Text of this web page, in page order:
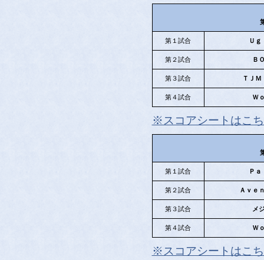
第１試合 Ｕｇ
第２試合 Ｂ
第３試合 ＴＪ
第４試合 Ｗ
※スコアシートはこ
第１試合 Ｐａ
第２試合 Ａｖｅ
第３試合 メ
第４試合 Ｗ
※スコアシートはこ